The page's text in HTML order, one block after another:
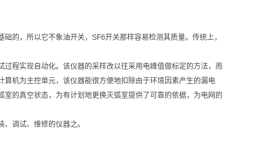
的，所以它不象油开关，SF6开关那样容易检测其质量。传统上，
程实现自动化。该仪器的采样改以往采用电峰值做标定的方法，而
机为主控单元，该仪器能很方便地扣除由于环境因素产生的漏电
的真空状态，为有计划地更换灭弧室提供了可靠的依据，为电网的
调试、维修的仪器之。